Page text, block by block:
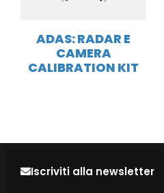
ADAS: RADAR E
CAMERA
CALIBRATION KIT
Iscriviti alla newsletter